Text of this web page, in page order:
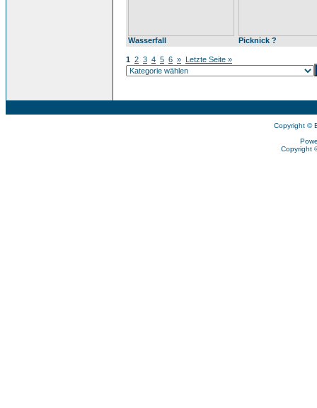
Wasserfall Picknick ?
1 2 3 4 5 6 » Letzte Seite »
Copyright ©
Copyright